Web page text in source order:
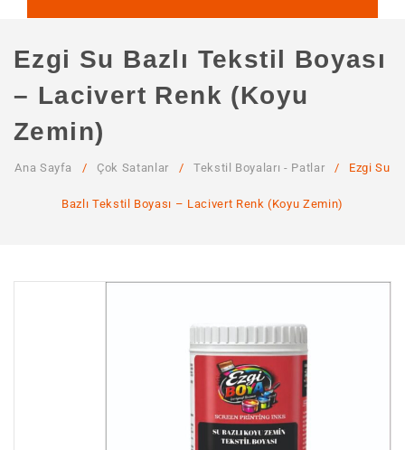
KURUMSAL
Hizmetlerimiz
Ezgi Su Bazlı Tekstil Boyası
– Lacivert Renk (Koyu
Zemin)
Ana Sayfa / Çok Satanlar / Tekstil Boyaları - Patlar / Ezgi Su
Bazlı Tekstil Boyası – Lacivert Renk (Koyu Zemin)